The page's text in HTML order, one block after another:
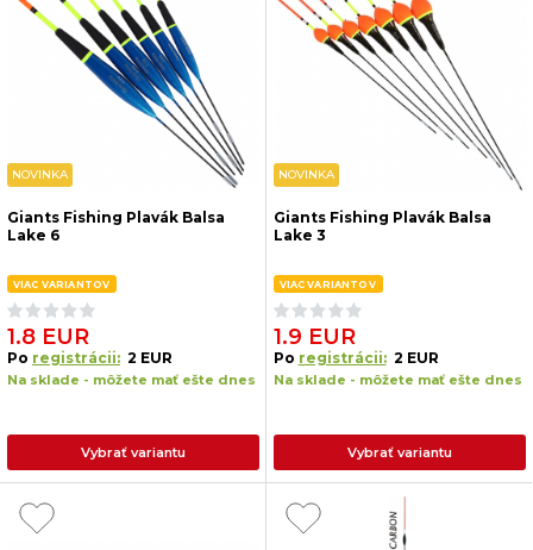
NOVINKA
Giants Fishing Plavák Balsa
Lake 6
VIAC VARIANTOV
1.8 EUR
Po registrácii: 2 EUR
Na sklade - môžete mať ešte dnes
Vybrať variantu
NOVINKA
Giants Fishing Plavák Balsa
Lake 3
VIAC VARIANTOV
1.9 EUR
Po registrácii: 2 EUR
Na sklade - môžete mať ešte dnes
Vybrať variantu